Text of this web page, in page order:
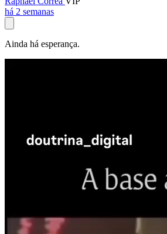
há 2 semanas
Ainda há esperança.